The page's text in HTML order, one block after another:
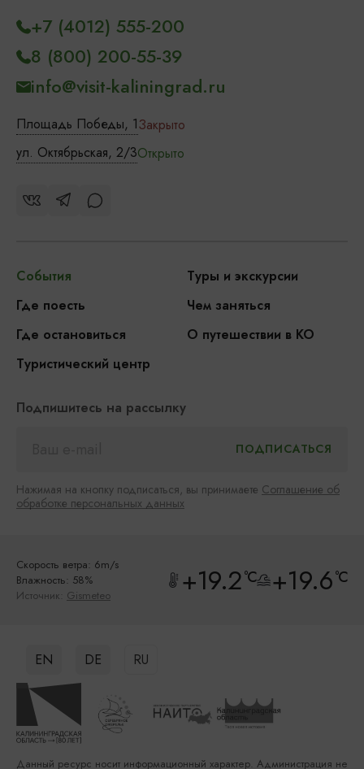
Площадь Победы, 1Закрыто
ул. Октябрьская, 2/3Открыто
+7 (4012) 555-200
8 (800) 200-55-39
info@visit-kaliningrad.ru
События
Туры и экскурсии
Где поесть
Чем заняться
Где остановиться
О путешествии в КО
Туристический центр
Подпишитесь на рассылку
Нажимая на кнопку подписаться, вы принимаете Соглашение об
обработке персональных данных
Скорость ветра: 6m/s
Влажность: 58%
Источник: Gismeteo +19.2°C +19.6°C
EN DE RU
Данный ресурс носит информационный характер. Администрация не